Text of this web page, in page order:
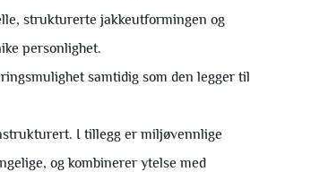
strukturerte jakkeutformingen og
personlighet.
samtidig som den legger til
I tillegg er miljøvennlige
og kombinerer ytelse med